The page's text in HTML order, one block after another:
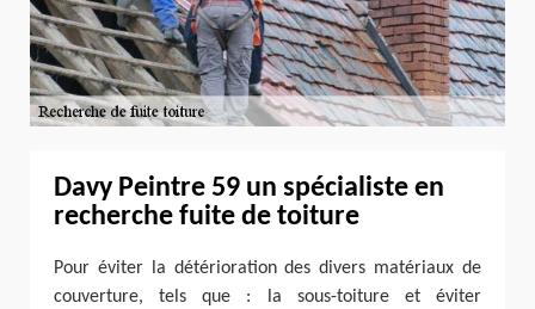
Davy Peintre 59 un spécialiste en
recherche fuite de toiture
Pour éviter la détérioration des divers matériaux de
couverture, tels que : la sous-toiture et éviter